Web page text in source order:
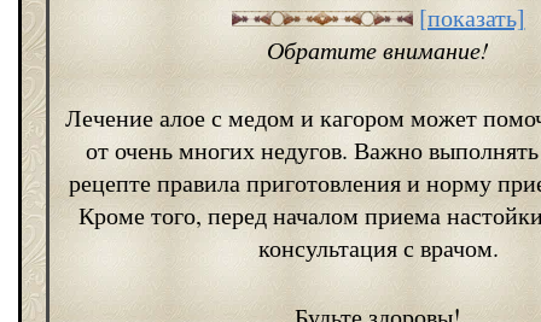
[показать]
Обратите внимание!
Лечение алое с медом и кагором может
от очень многих недугов. Важно
рецепте правила приготовления и норму
Кроме того, перед началом приема
консультация с врачом.